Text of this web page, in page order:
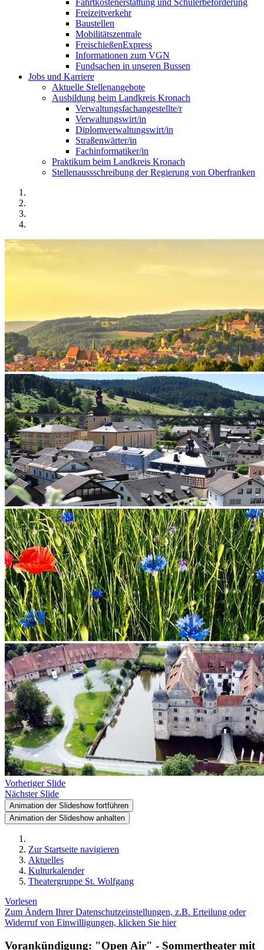
Fahrtkostenerstattung und Schülerbeförderung
Freizeitverkehr
Baustellen
Mobilitätszentrale
FreischießenExpress
Informationen zum VGN
Fundsachen in unseren Bussen
Jobs und Karriere
Aktuelle Stellenangebote
Ausbildung beim Landkreis Kronach
Verwaltungsfachangestellte/r
Verwaltungswirt/in
Diplomverwaltungswirt/in
Straßenwärter/in
Fachinformatiker/in
Praktikum beim Landkreis Kronach
Stellenaussschreibung der Regierung von Oberfranken
Vorheriger Slide
Nächster Slide
Animation der Slideshow fortführen
Animation der Slideshow anhalten
Zur Startseite navigieren
Aktuelles
Kulturkalender
Theatergruppe St. Wolfgang
Vorlesen
Zum Ändern Ihrer Datenschutzeinstellungen, z.B. Erteilung oder
Widerruf von Einwilligungen, klicken Sie hier
Vorankündigung: "Open Air" - Sommertheater mit